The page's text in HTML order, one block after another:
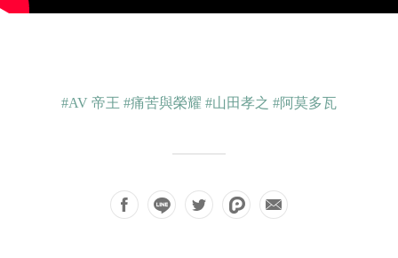
#AV 帝王 #痛苦與榮耀 #山田孝之 #阿莫多瓦